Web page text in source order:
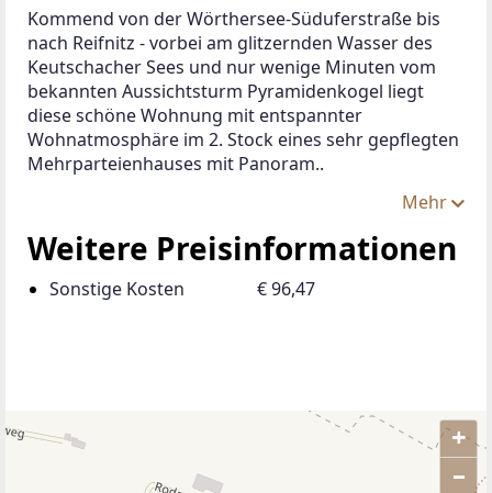
Kommend von der Wörthersee-Süduferstraße bis
nach Reifnitz - vorbei am glitzernden Wasser des
Keutschacher Sees und nur wenige Minuten vom
bekannten Aussichtsturm Pyramidenkogel liegt
diese schöne Wohnung mit entspannter
Wohnatmosphäre im 2. Stock eines sehr gepflegten
Mehrparteienhauses mit Panoram..
Mehr
Weitere Preisinformationen
Sonstige Kosten € 96,47
+
–
ANBIETER KONTAKTIEREN